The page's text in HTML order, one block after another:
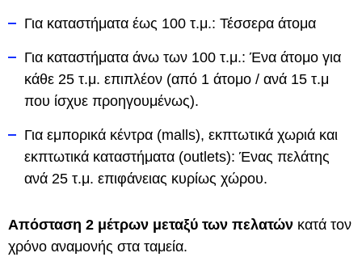
Για καταστήματα έως 100 τ.μ.: Τέσσερα άτομα
Για καταστήματα άνω των 100 τ.μ.: Ένα άτομο για
κάθε 25 τ.μ. επιπλέον (από 1 άτομο / ανά 15 τ.μ
που ίσχυε προηγουμένως).
Για εμπορικά κέντρα (malls), εκπτωτικά χωριά και
εκπτωτικά καταστήματα (outlets): Ένας πελάτης
ανά 25 τ.μ. επιφάνειας κυρίως χώρου.
Απόσταση 2 μέτρων μεταξύ των πελατών κατά τον
χρόνο αναμονής στα ταμεία.